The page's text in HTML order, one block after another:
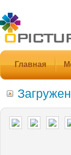
Главная